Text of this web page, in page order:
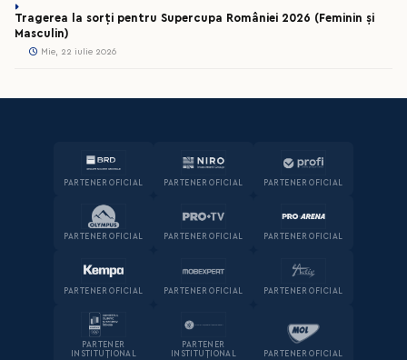
Tragerea la sorți pentru Supercupa României 2026 (Feminin și
Masculin)
Mie, 22 iulie 2026
PARTENER OFICIAL PARTENER OFICIAL PARTENER OFICIAL
PARTENER OFICIAL PARTENER OFICIAL PARTENER OFICIAL
PARTENER OFICIAL PARTENER OFICIAL PARTENER OFICIAL
PARTENER
INSTITUȚIONAL
PARTENER
INSTITUȚIONAL
PARTENER OFICIAL